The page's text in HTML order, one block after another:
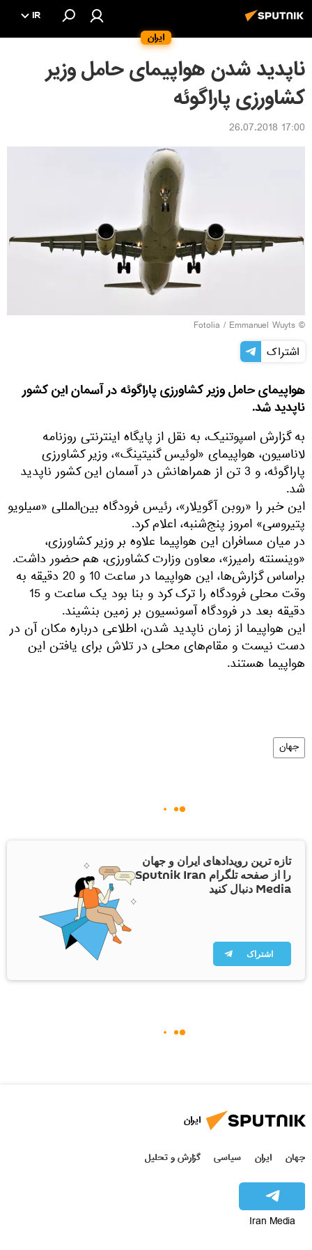
ایران
IR
ناپدید شدن هواپیمای حامل وزیر
کشاورزی پاراگوئه
17:00 26.07.2018
©
Fotolia / Emmanuel Wuyts
اشتراک
هواپیمای حامل وزیر کشاورزی پاراگوئه در آسمان این کشور
ناپدید شد.
به گزارش اسپوتنیک، به نقل از پایگاه اینترنتی روزنامه
لاناسیون، هواپیمای «لوئیس گنیتینگ»، وزیر کشاورزی
پاراگوئه، و 3 تن از همراهانش در آسمان این کشور ناپدید
شد.
این خبر را «روبن آگویلار»، رئیس فرودگاه بین‌المللی «سیلویو
پتیروسی» امروز پنج‌شنبه، اعلام کرد.
در میان مسافران این هواپیما علاوه بر وزیر کشاورزی،
«وینسنته رامیرز»، معاون وزارت کشاورزی، هم حضور داشت.
براساس گزارش‌ها، این هواپیما در ساعت 10 و 20 دقیقه به
وقت محلی فرودگاه را ترک کرد و بنا بود یک ساعت و 15
دقیقه بعد در فرودگاه آسونسیون بر زمین بنشیند.
این هواپیما از زمان ناپدید شدن، اطلاعی درباره مکان آن در
دست نیست و مقام‌های محلی در تلاش برای یافتن این
هواپیما هستند.
جهان
تازه ترین رویدادهای ایران و جهان
را از صفحه تلگرام Sputnik Iran
Media دنبال کنید
اشتراک
ایران
جهان ایران سیاسی گزارش و تحلیل
Iran Media